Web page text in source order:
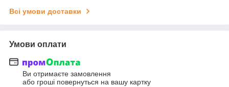
Всі умови доставки
Умови оплати
Ви отримаєте замовлення
або гроші повернуться на вашу картку